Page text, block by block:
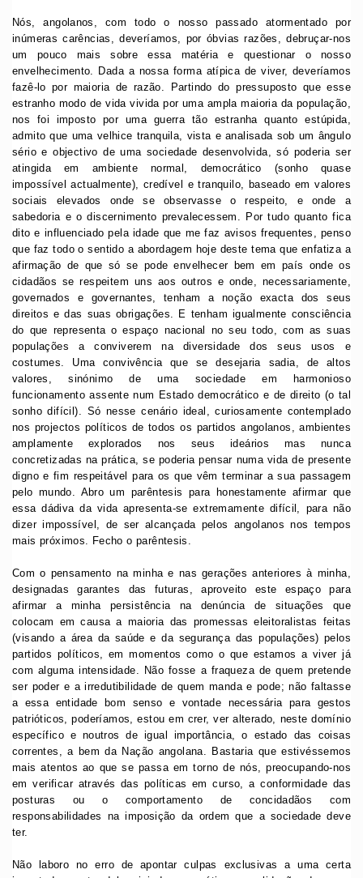
Nós, angolanos, com todo o nosso passado atormentado por
inúmeras carências, deveríamos, por óbvias razões, debruçar-nos
um pouco mais sobre essa matéria e questionar o nosso
envelhecimento. Dada a nossa forma atípica de viver, deveríamos
fazê-lo por maioria de razão. Partindo do pressuposto que esse
estranho modo de vida vivida por uma ampla maioria da população,
nos foi imposto por uma guerra tão estranha quanto estúpida,
admito que uma velhice tranquila, vista e analisada sob um ângulo
sério e objectivo de uma sociedade desenvolvida, só poderia ser
atingida em ambiente normal, democrático (sonho quase
impossível actualmente), credível e tranquilo, baseado em valores
sociais elevados onde se observasse o respeito, e onde a
sabedoria e o discernimento prevalecessem. Por tudo quanto fica
dito e influenciado pela idade que me faz avisos frequentes, penso
que faz todo o sentido a abordagem hoje deste tema que enfatiza a
afirmação de que só se pode envelhecer bem em país onde os
cidadãos se respeitem uns aos outros e onde, necessariamente,
governados e governantes, tenham a noção exacta dos seus
direitos e das suas obrigações. E tenham igualmente consciência
do que representa o espaço nacional no seu todo, com as suas
populações a conviverem na diversidade dos seus usos e
costumes. Uma convivência que se desejaria sadia, de altos
valores, sinónimo de uma sociedade em harmonioso
funcionamento assente num Estado democrático e de direito (o tal
sonho difícil). Só nesse cenário ideal, curiosamente contemplado
nos projectos políticos de todos os partidos angolanos, ambientes
amplamente explorados nos seus ideários mas nunca
concretizadas na prática, se poderia pensar numa vida de presente
digno e fim respeitável para os que vêm terminar a sua passagem
pelo mundo. Abro um parêntesis para honestamente afirmar que
essa dádiva da vida apresenta-se extremamente difícil, para não
dizer impossível, de ser alcançada pelos angolanos nos tempos
mais próximos. Fecho o parêntesis.
Com o pensamento na minha e nas gerações anteriores à minha,
designadas garantes das futuras, aproveito este espaço para
afirmar a minha persistência na denúncia de situações que
colocam em causa a maioria das promessas eleitoralistas feitas
(visando a área da saúde e da segurança das populações) pelos
partidos políticos, em momentos como o que estamos a viver já
com alguma intensidade. Não fosse a fraqueza de quem pretende
ser poder e a irredutibilidade de quem manda e pode; não faltasse
a essa entidade bom senso e vontade necessária para gestos
patrióticos, poderíamos, estou em crer, ver alterado, neste domínio
específico e noutros de igual importância, o estado das coisas
correntes, a bem da Nação angolana. Bastaria que estivéssemos
mais atentos ao que se passa em torno de nós, preocupando-nos
em verificar através das políticas em curso, a conformidade das
posturas ou o comportamento de concidadãos com
responsabilidades na imposição da ordem que a sociedade deve
ter.
Não laboro no erro de apontar culpas exclusivas a uma certa